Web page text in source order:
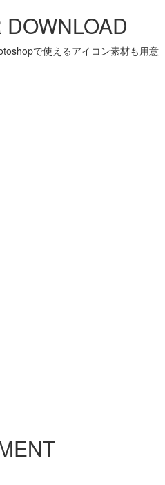
で使えるアイコン素材も用意